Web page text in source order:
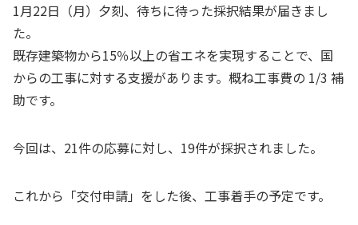
1月22日（月）夕刻、待ちに待った採択結果が届きまし
た。
既存建築物から15％以上の省エネを実現することで、国
からの工事に対する支援があります。概ね工事費の 1/3 補
助です。
今回は、21件の応募に対し、19件が採択されました。
これから「交付申請」をした後、工事着手の予定です。